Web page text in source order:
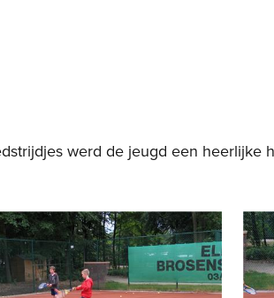
werd de jeugd een heerlijke